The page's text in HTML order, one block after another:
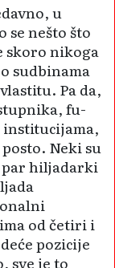
u
se nešto što
skoro nikoga
sudbinama
Pa da,
fu­
Neki su
hiljadarki
od četiri i
pozicije
sve je to